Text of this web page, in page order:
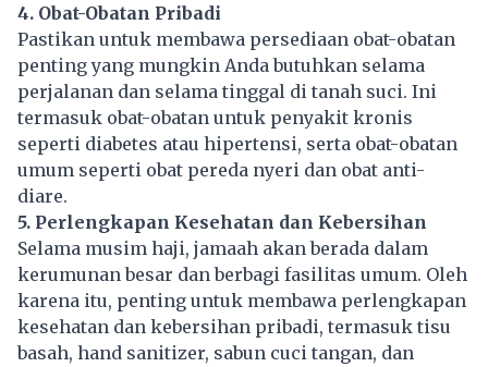
4. Obat-Obatan Pribadi
Pastikan untuk membawa persediaan obat-obatan
penting yang mungkin Anda butuhkan selama
perjalanan dan selama tinggal di tanah suci. Ini
termasuk obat-obatan untuk penyakit kronis
seperti diabetes atau hipertensi, serta obat-obatan
umum seperti obat pereda nyeri dan obat anti-
diare.
5. Perlengkapan Kesehatan dan Kebersihan
Selama musim haji, jamaah akan berada dalam
kerumunan besar dan berbagi fasilitas umum. Oleh
karena itu, penting untuk membawa perlengkapan
kesehatan dan kebersihan pribadi, termasuk tisu
basah, hand sanitizer, sabun cuci tangan, dan